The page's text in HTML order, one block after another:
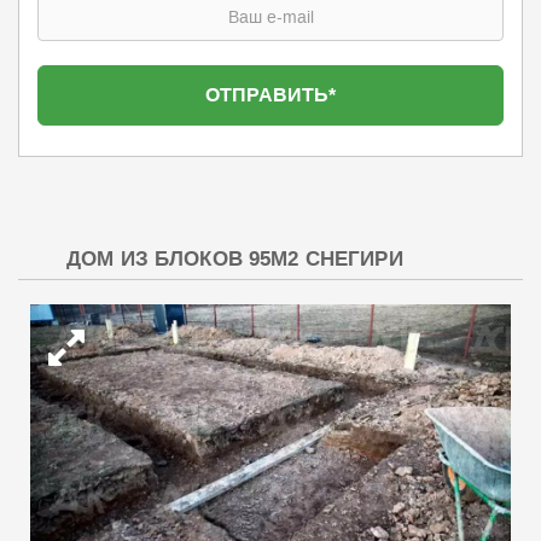
ДОМ ИЗ БЛОКОВ 95М2 СНЕГИРИ